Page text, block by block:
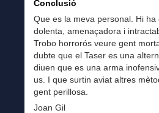
Conclusió
Que es la meva personal. Hi
dolenta, amenaçadora i
Trobo horrorós veure gent
dubte que el Taser es una
diuen que es una arma
us. I que surtin aviat altres
gent perillosa.
Joan Gil